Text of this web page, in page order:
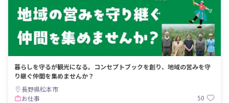
暮らしを守るが観光になる。コンセプトブックを創り、地域の営みを守
り継ぐ仲間を集めませんか？
長野県松本市
お仕事
50